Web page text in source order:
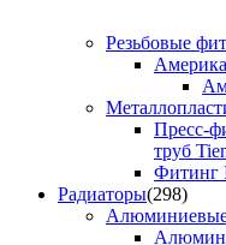
Резьбовые
Пресс-
труб
Фитинг
Радиаторы(298)